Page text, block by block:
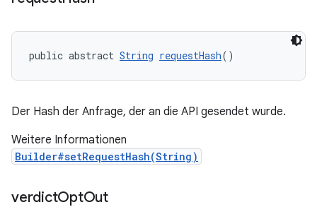
public abstract String requestHash()
Der Hash der Anfrage, der an die API gesendet wurde.
Weitere Informationen
Builder#setRequestHash(String)
verdictOptOut